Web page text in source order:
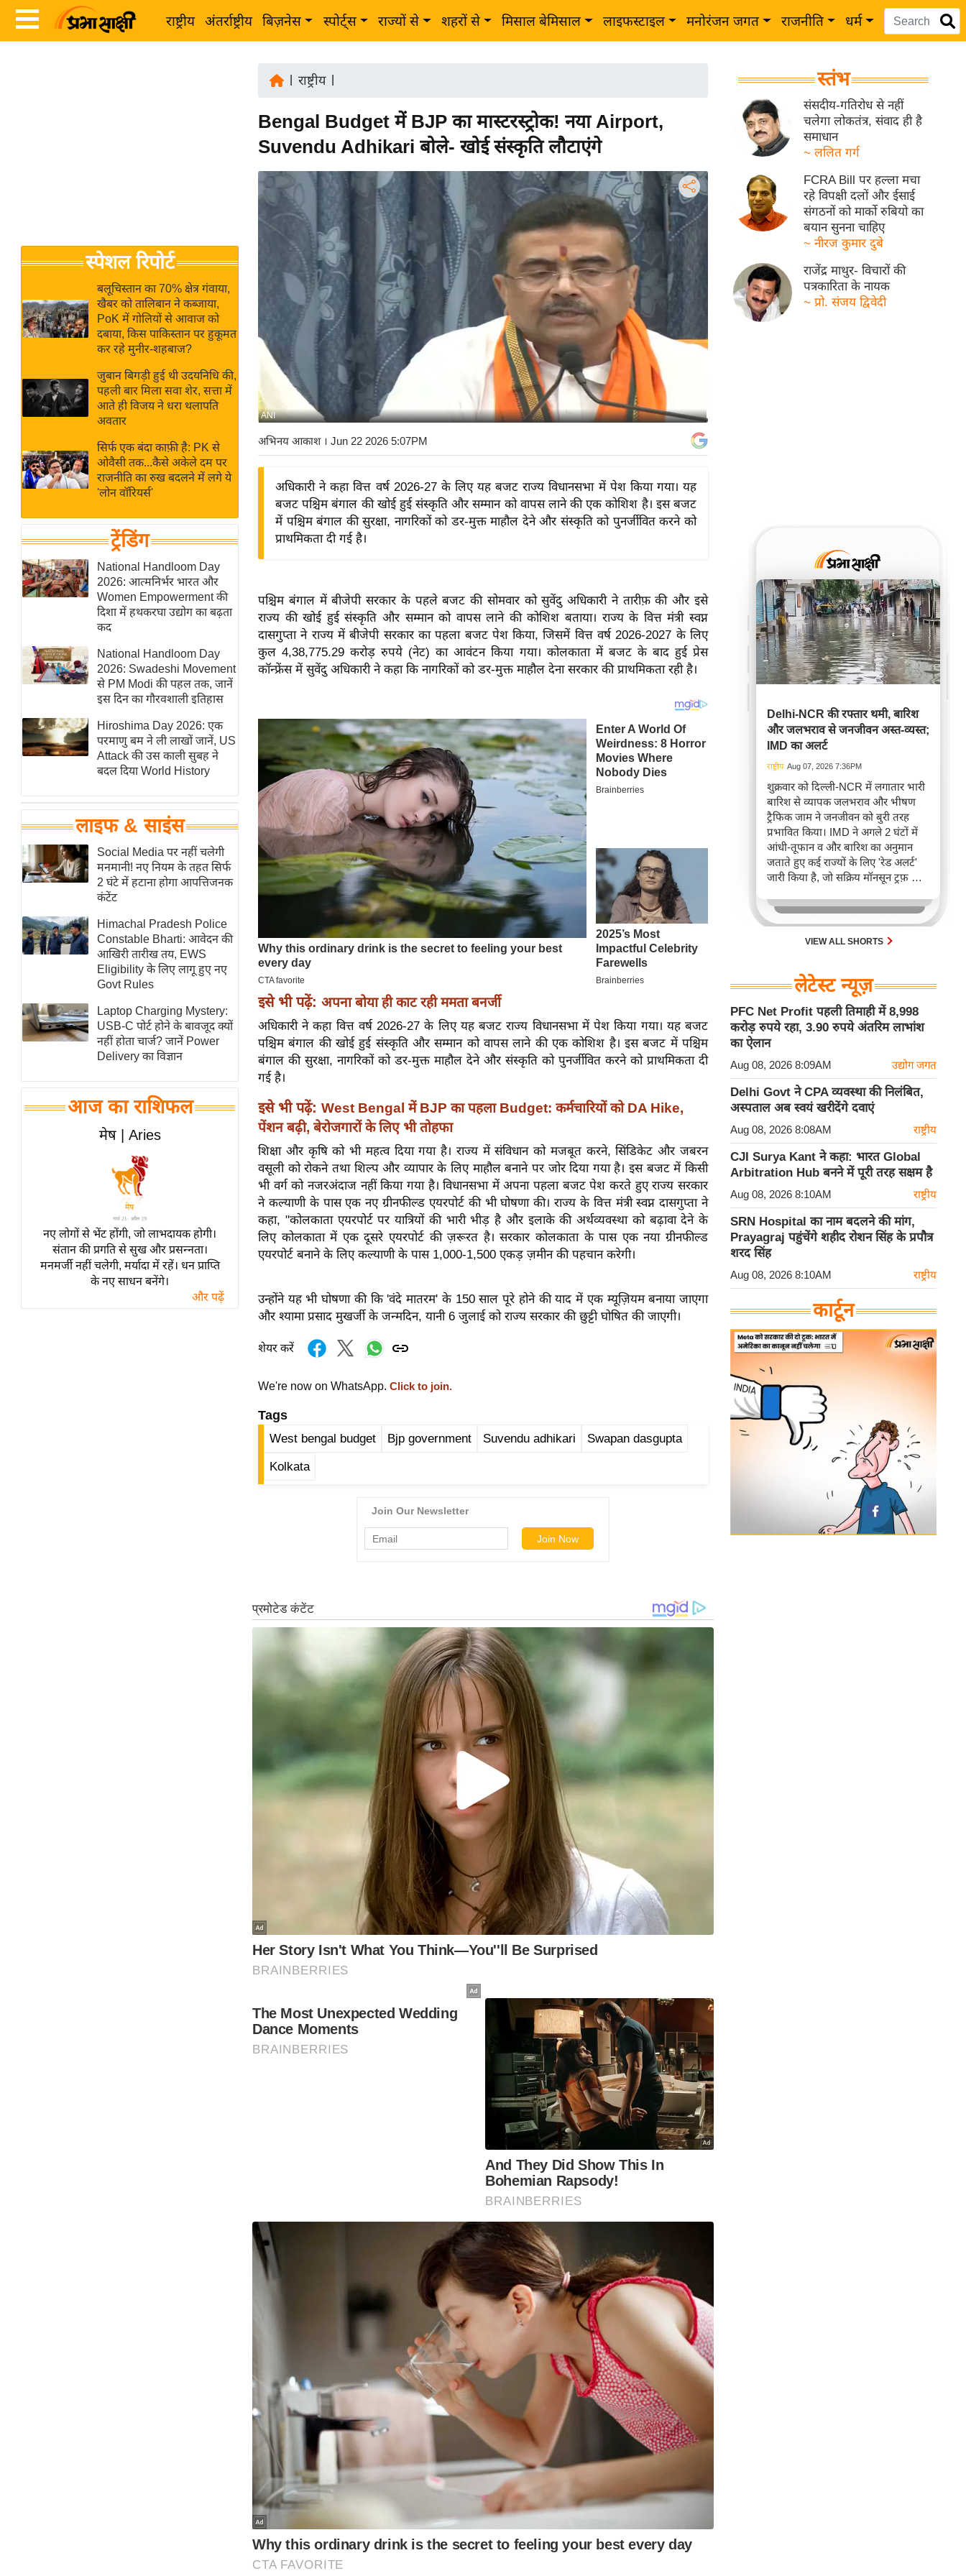
राष्ट्रीय अंतर्राष्ट्रीय बिज़नेस स्पोर्ट्स राज्यों से शहरों से मिसाल बेमिसाल लाइफस्टाइल मनोरंजन जगत राजनीति धर्म
Breaking
News in
Hindi
Hindi
Videos
जगत
राय
बजट
IPL
2026
ई-पेपर
मिसाल बेमिसाल
शख्सियत
यंग इंडिया
साहित्य जगत
ऑटो वर्ल्ड
न्यूज ब्रीफ
मनोरंजन जगत
बॉलीवुड
हॉलीवुड
फिल्म समीक्षा
Breaking
News
लाइफस्टाइल
टेक्नॉलॉजी
घरेलू नुस्खे
पर्यटन स्थल
फिटनेस मंत्रा
रिलेशनशिप
राजनीति
विश्लेषण
समसामयिक
मातृभूमि
एम.
आर.
आई.
समीक्षा
धर्म
ज्योतिष
त्योहार
राशिफल
विशेष
स्पेशल रिपोर्ट
बलूचिस्तान का 70% क्षेत्र गंवाया,
खैबर को तालिबान ने कब्जाया,
PoK में गोलियों से आवाज को
दबाया, किस पाकिस्तान पर हुकूमत
कर रहे मुनीर-शहबाज?
जुबान बिगड़ी हुई थी उदयनिधि की,
पहली बार मिला सवा शेर, सत्ता में
आते ही विजय ने धरा थलापति
अवतार
सिर्फ एक बंदा काफ़ी है: PK से
ओवैसी तक...कैसे अकेले दम पर
राजनीति का रुख बदलने में लगे ये
'लोन वॉरियर्स'
ट्रेंडिंग
National Handloom Day
2026: आत्मनिर्भर भारत और
Women Empowerment की
दिशा में हथकरघा उद्योग का बढ़ता
कद
National Handloom Day
2026: Swadeshi Movement
से PM Modi की पहल तक, जानें
इस दिन का गौरवशाली इतिहास
Hiroshima Day 2026: एक
परमाणु बम ने ली लाखों जानें, US
Attack की उस काली सुबह ने
बदल दिया World History
लाइफ & साइंस
Social Media पर नहीं चलेगी
मनमानी! नए नियम के तहत सिर्फ
2 घंटे में हटाना होगा आपत्तिजनक
कंटेंट
Himachal Pradesh Police
Constable Bharti: आवेदन की
आखिरी तारीख तय, EWS
Eligibility के लिए लागू हुए नए
Govt Rules
Laptop Charging Mystery:
USB-C पोर्ट होने के बावजूद क्यों
नहीं होता चार्ज? जानें Power
Delivery का विज्ञान
आज का राशिफल
मेष | Aries
नए लोगों से भेंट होंगी, जो लाभदायक होगी।
संतान की प्रगति से सुख और प्रसन्नता।
मनमर्जी नहीं चलेगी, मर्यादा में रहें। धन प्राप्ति
के नए साधन बनेंगे।
और पढ़ें
राष्ट्रीय|
Bengal Budget में BJP का मास्टरस्ट्रोक! नया Airport,
Suvendu Adhikari बोले- खोई संस्कृति लौटाएंगे
ANI
अभिनय आकाश। Jun 22 2026 5:07PM
अधिकारी ने कहा वित्त वर्ष 2026-27 के लिए यह बजट राज्य विधानसभा में पेश किया गया। यह
बजट पश्चिम बंगाल की खोई हुई संस्कृति और सम्मान को वापस लाने की एक कोशिश है। इस बजट
में पश्चिम बंगाल की सुरक्षा, नागरिकों को डर-मुक्त माहौल देने और संस्कृति को पुनर्जीवित करने को
प्राथमिकता दी गई है।
पश्चिम बंगाल में बीजेपी सरकार के पहले बजट की सोमवार को सुवेंदु अधिकारी ने तारीफ़ की और इसे
राज्य की खोई हुई संस्कृति और सम्मान को वापस लाने की कोशिश बताया। राज्य के वित्त मंत्री स्वप्न
दासगुप्ता ने राज्य में बीजेपी सरकार का पहला बजट पेश किया, जिसमें वित्त वर्ष 2026-2027 के लिए
कुल 4,38,775.29 करोड़ रुपये (नेट) का आवंटन किया गया। कोलकाता में बजट के बाद हुई प्रेस
कॉन्फ्रेंस में सुवेंदु अधिकारी ने कहा कि नागरिकों को डर-मुक्त माहौल देना सरकार की प्राथमिकता रही है।
इसे भी पढ़ें: अपना बोया ही काट रही ममता बनर्जी
अधिकारी ने कहा वित्त वर्ष 2026-27 के लिए यह बजट राज्य विधानसभा में पेश किया गया। यह बजट
पश्चिम बंगाल की खोई हुई संस्कृति और सम्मान को वापस लाने की एक कोशिश है। इस बजट में पश्चिम
बंगाल की सुरक्षा, नागरिकों को डर-मुक्त माहौल देने और संस्कृति को पुनर्जीवित करने को प्राथमिकता दी
गई है।
इसे भी पढ़ें: West Bengal में BJP का पहला Budget: कर्मचारियों को DA Hike,
पेंशन बढ़ी, बेरोजगारों के लिए भी तोहफा
शिक्षा और कृषि को भी महत्व दिया गया है। राज्य में संविधान को मजबूत करने, सिंडिकेट और जबरन
वसूली को रोकने तथा शिल्प और व्यापार के लिए माहौल बनाने पर जोर दिया गया है। इस बजट में किसी
भी वर्ग को नजरअंदाज नहीं किया गया है। विधानसभा में अपना पहला बजट पेश करते हुए राज्य सरकार
ने कल्याणी के पास एक नए ग्रीनफील्ड एयरपोर्ट की भी घोषणा की। राज्य के वित्त मंत्री स्वप्न दासगुप्ता ने
कहा, "कोलकाता एयरपोर्ट पर यात्रियों की भारी भीड़ है और इलाके की अर्थव्यवस्था को बढ़ावा देने के
लिए कोलकाता में एक दूसरे एयरपोर्ट की ज़रूरत है। सरकार कोलकाता के पास एक नया ग्रीनफील्ड
एयरपोर्ट बनाने के लिए कल्याणी के पास 1,000-1,500 एकड़ ज़मीन की पहचान करेगी।
उन्होंने यह भी घोषणा की कि 'वंदे मातरम' के 150 साल पूरे होने की याद में एक म्यूज़ियम बनाया जाएगा
और श्यामा प्रसाद मुखर्जी के जन्मदिन, यानी 6 जुलाई को राज्य सरकार की छुट्टी घोषित की जाएगी।
शेयर करें
We're now on WhatsApp. Click to join.
Tags
West bengal budget Bjp government Suvendu adhikari Swapan dasgupta
Kolkata
स्तंभ
संसदीय-गतिरोध से नहीं
चलेगा लोकतंत्र, संवाद ही है
समाधान
~ ललित गर्ग
FCRA Bill पर हल्ला मचा
रहे विपक्षी दलों और ईसाई
संगठनों को मार्को रुबियो का
बयान सुनना चाहिए
~ नीरज कुमार दुबे
राजेंद्र माथुर- विचारों की
पत्रकारिता के नायक
~ प्रो. संजय द्विवेदी
Delhi-NCR की रफ्तार थमी, बारिश
और जलभराव से जनजीवन अस्त-व्यस्त;
IMD का अलर्ट
राष्ट्रीय Aug 07, 2026 7:36PM
शुक्रवार को दिल्ली-NCR में लगातार भारी
बारिश से व्यापक जलभराव और भीषण
ट्रैफिक जाम ने जनजीवन को बुरी तरह
प्रभावित किया। IMD ने अगले 2 घंटों में
आंधी-तूफान व और बारिश का अनुमान
जताते हुए कई राज्यों के लिए 'रेड अलर्ट'
जारी किया है, जो सक्रिय मॉनसून ट्रफ़ और
जिससे यातायात बाधित होने के साथ-साथ
सफदरजंग अस्पताल में भी जलभराव की
स्थिति बनी।VIEW ALL SHORTS
लेटेस्ट न्यूज़
PFC Net Profit पहली तिमाही में 8,998
करोड़ रुपये रहा, 3.90 रुपये अंतरिम लाभांश
का ऐलान
Aug 08, 2026 8:09AM उद्योग जगत
Delhi Govt ने CPA व्यवस्था की निलंबित,
अस्पताल अब स्वयं खरीदेंगे दवाएं
Aug 08, 2026 8:08AM राष्ट्रीय
CJI Surya Kant ने कहा: भारत Global
Arbitration Hub बनने में पूरी तरह सक्षम है
Aug 08, 2026 8:10AM राष्ट्रीय
SRN Hospital का नाम बदलने की मांग,
Prayagraj पहुंचेंगे शहीद रोशन सिंह के प्रपौत्र
शरद सिंह
Aug 08, 2026 8:10AM राष्ट्रीय
कार्टून